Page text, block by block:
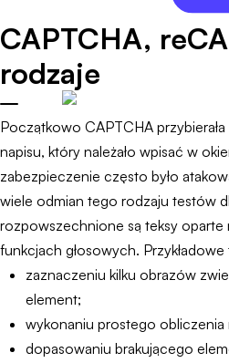
CAPTCHA,
rodzaje
Początkowo CAPTCHA
napisu, który należało wpisać w
zabezpieczenie często było
wiele odmian tego rodzaju testów
rozpowszechnione są teksy oparte
funkcjach głosowych.
zaznaczeniu kilku obrazów
element;
wykonaniu prostego
dopasowaniu brakującego